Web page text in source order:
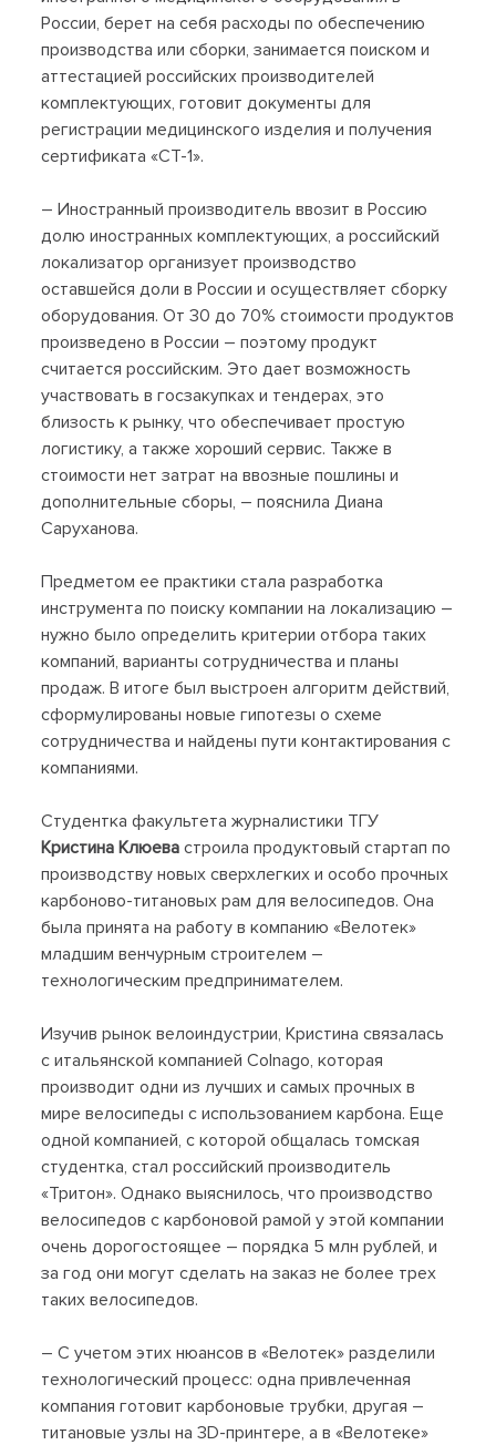
России, берет на себя расходы по обеспечению
производства или сборки, занимается поиском и
аттестацией российских производителей
комплектующих, готовит документы для
регистрации медицинского изделия и получения
сертификата «СТ-1».
– Иностранный производитель ввозит в Россию
долю иностранных комплектующих, а российский
локализатор организует производство
оставшейся доли в России и осуществляет сборку
оборудования. От 30 до 70% стоимости продуктов
произведено в России – поэтому продукт
считается российским. Это дает возможность
участвовать в госзакупках и тендерах, это
близость к рынку, что обеспечивает простую
логистику, а также хороший сервис. Также в
стоимости нет затрат на ввозные пошлины и
дополнительные сборы, – пояснила Диана
Саруханова.
Предметом ее практики стала разработка
инструмента по поиску компании на локализацию –
нужно было определить критерии отбора таких
компаний, варианты сотрудничества и планы
продаж. В итоге был выстроен алгоритм действий,
сформулированы новые гипотезы о схеме
сотрудничества и найдены пути контактирования с
компаниями.
Студентка факультета журналистики ТГУ
Кристина Клюева строила продуктовый стартап по
производству новых сверхлегких и особо прочных
карбоново-титановых рам для велосипедов. Она
была принята на работу в компанию «Велотек»
младшим венчурным строителем –
технологическим предпринимателем.
Изучив рынок велоиндустрии, Кристина связалась
с итальянской компанией Colnago, которая
производит одни из лучших и самых прочных в
мире велосипеды с использованием карбона. Еще
одной компанией, с которой общалась томская
студентка, стал российский производитель
«Тритон». Однако выяснилось, что производство
велосипедов с карбоновой рамой у этой компании
очень дорогостоящее – порядка 5 млн рублей, и
за год они могут сделать на заказ не более трех
таких велосипедов.
– С учетом этих нюансов в «Велотек» разделили
технологический процесс: одна привлеченная
компания готовит карбоновые трубки, другая –
титановые узлы на 3D-принтере, а в «Велотеке»